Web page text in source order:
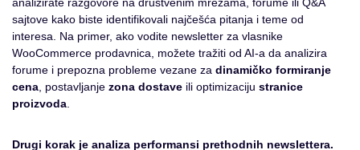
sajtove kako biste identifikovali najčešća pitanja i teme od
interesa. Na primer, ako vodite newsletter za vlasnike
WooCommerce prodavnica, možete tražiti od AI-a da analizira
forume i prepozna probleme vezane za dinamičko formiranje
cena , postavljanje zona dostave ili optimizaciju stranice
proizvoda
Drugi korak je analiza performansi prethodnih newslettera.